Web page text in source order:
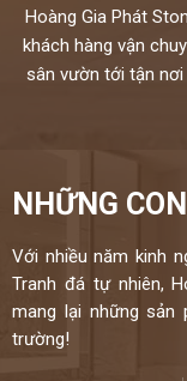
Hoàng Gia Phát
khách hàng vận
sân vườn tới tận
NHỮNG
Với nhiều năm kinh
Tranh đá tự nhiên,
mang lại những
trường!